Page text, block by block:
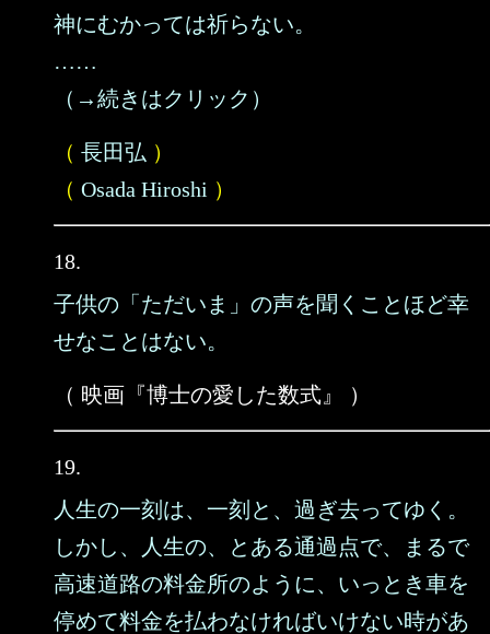
神にむかっては祈らない。
……
（→続きはクリック）
（ 長田弘 ）
（ Osada Hiroshi ）
18.
子供の「ただいま」の声を聞くことほど幸
せなことはない。
（ 映画『博士の愛した数式』 ）
19.
人生の一刻は、一刻と、過ぎ去ってゆく。
しかし、人生の、とある通過点で、まるで
高速道路の料金所のように、いっとき車を
停めて料金を払わなければいけない時があ